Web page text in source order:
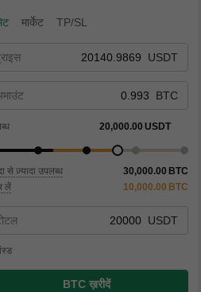
मार्केट TP/SL
USDT
BTC
20,000.00 USDT
से ज़्यादा उपलब्ध 30,000.00 BTC
लें
10,000.00 BTC
USDT
BTC ख़रीदें